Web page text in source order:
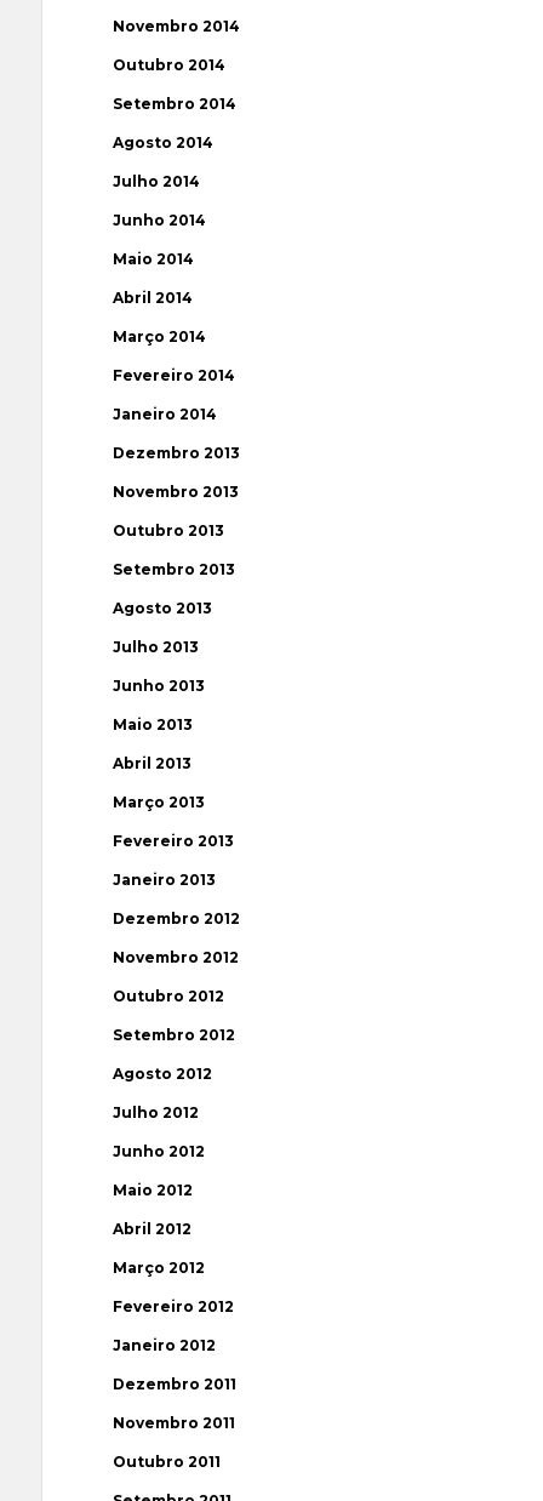
Novembro 2014
Outubro 2014
Setembro 2014
Agosto 2014
Julho 2014
Junho 2014
Maio 2014
Abril 2014
Março 2014
Fevereiro 2014
Janeiro 2014
Dezembro 2013
Novembro 2013
Outubro 2013
Setembro 2013
Agosto 2013
Julho 2013
Junho 2013
Maio 2013
Abril 2013
Março 2013
Fevereiro 2013
Janeiro 2013
Dezembro 2012
Novembro 2012
Outubro 2012
Setembro 2012
Agosto 2012
Julho 2012
Junho 2012
Maio 2012
Abril 2012
Março 2012
Fevereiro 2012
Janeiro 2012
Dezembro 2011
Novembro 2011
Outubro 2011